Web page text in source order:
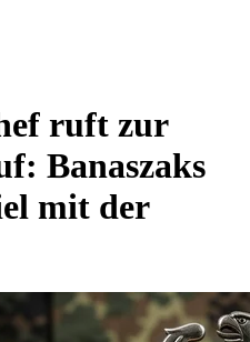
ruft zur
Banaszaks
mit der